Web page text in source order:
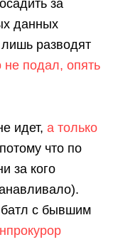
за
данных
разводят
не подал, опять
идет, а только
что по
за кого
с бывшим